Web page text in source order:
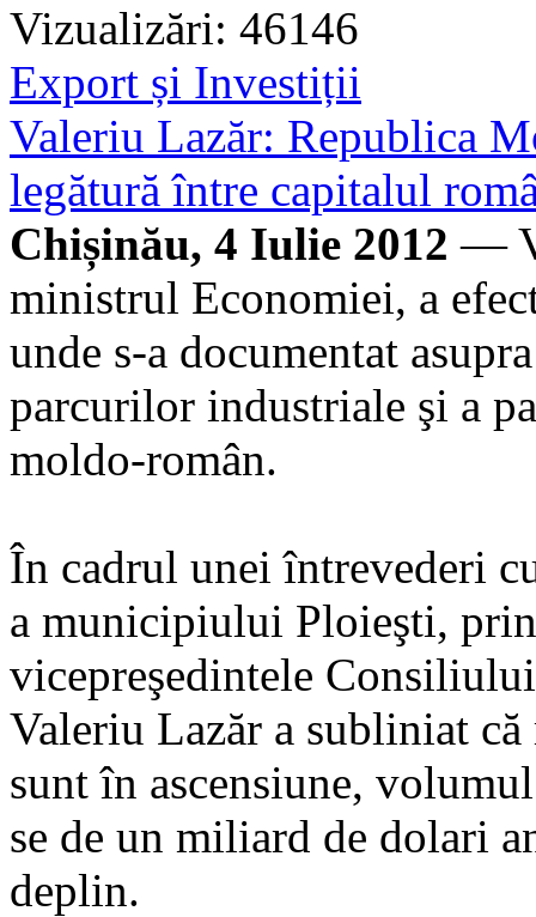
Vizualizări: 46146
Export și Investiții
Valeriu Lazăr: Republica
legătură între capitalul
Chișinău, 4 Iulie 2012 —
ministrul Economiei, a
unde s-a documentat
parcurilor industriale şi a
moldo-român.
În cadrul unei întrevederi
a municipiului Ploieşti,
vicepreşedintele
Valeriu Lazăr a subliniat
sunt în ascensiune,
se de un miliard de dolari
deplin.